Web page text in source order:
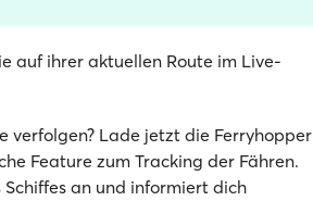
auf ihrer aktuellen Route im Live-
verfolgen? Lade jetzt die Ferryhopper
Feature zum Tracking der Fähren.
an und informiert dich